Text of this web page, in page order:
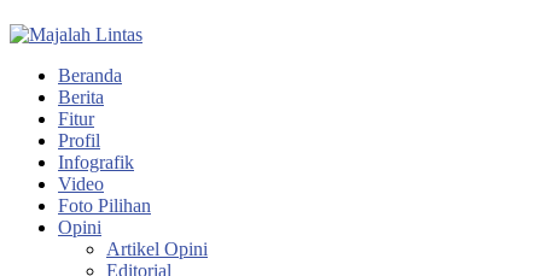
Beranda
Berita
Fitur
Profil
Infografik
Video
Foto Pilihan
Opini
Artikel Opini
Editorial